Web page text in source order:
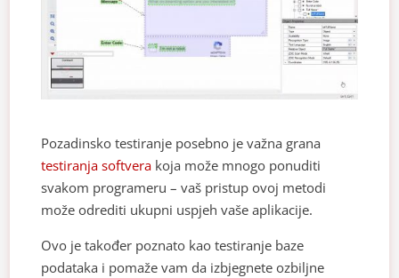
Pozadinsko testiranje posebno je važna grana
testiranja softvera koja može mnogo ponuditi
svakom programeru – vaš pristup ovoj metodi
može odrediti ukupni uspjeh vaše aplikacije.
Ovo je također poznato kao testiranje baze
podataka i pomaže vam da izbjegnete ozbiljne